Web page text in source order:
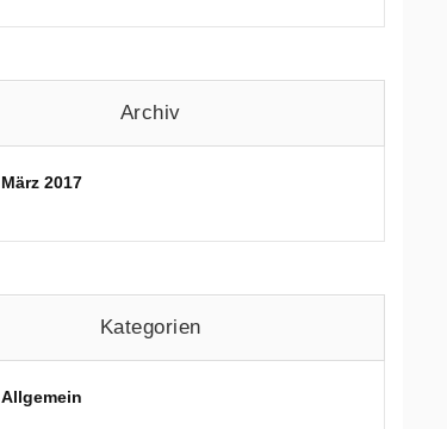
Archiv
März 2017
Kategorien
Allgemein